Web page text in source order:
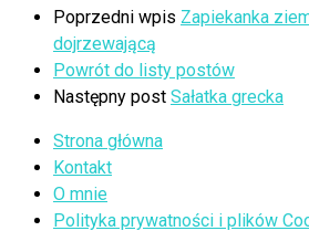
Poprzedni wpis Zapiekanka
dojrzewającą
Powrót do listy postów
Następny post Sałatka grecka
Strona główna
Kontakt
O mnie
Polityka prywatności i plików